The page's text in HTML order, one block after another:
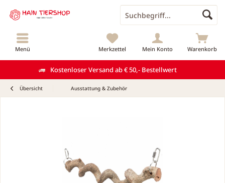
Kostenloser Versand ab € 50,- Bestellwert
Menü Warenkorb
Merkzettel Mein Konto
Übersicht Ausstattung & Zubehör